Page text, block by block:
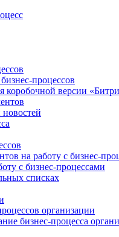
процессов
коробочной версии
на работу с бизнес-
с бизнес-процессами
списках
организации
бизнес-процесса